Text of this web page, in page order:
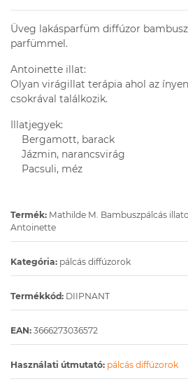
Üveg lakásparfüm diffúzor
parfümmel.
Antoinette illat:
Olyan virágillat terápia ahol az
csokrával találkozik.
Illatjegyek:
Bergamott, barack
Jázmin, narancsvirág
Pacsuli, méz
Termék: Mathilde M. Bambuszpálcás
Antoinette
Kategória: pálcás diffúzorok
Termékkód: DIIPNANT
EAN: 3666273036572
Használati útmutató: pálcás diffúzorok